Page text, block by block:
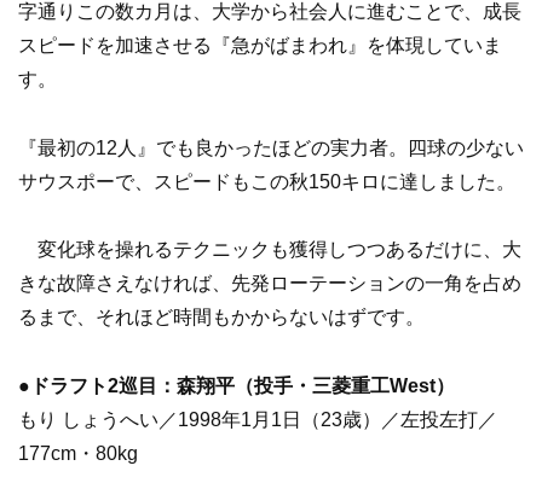
字通りこの数カ月は、大学から社会人に進むことで、成長
スピードを加速させる『急がばまわれ』を体現していま
す。
『最初の12人』でも良かったほどの実力者。四球の少ない
サウスポーで、スピードもこの秋150キロに達しました。
変化球を操れるテクニックも獲得しつつあるだけに、大
きな故障さえなければ、先発ローテーションの一角を占め
るまで、それほど時間もかからないはずです。
●ドラフト2巡目：森翔平（投手・三菱重工West）
もり しょうへい／1998年1月1日（23歳）／左投左打／
177cm・80kg